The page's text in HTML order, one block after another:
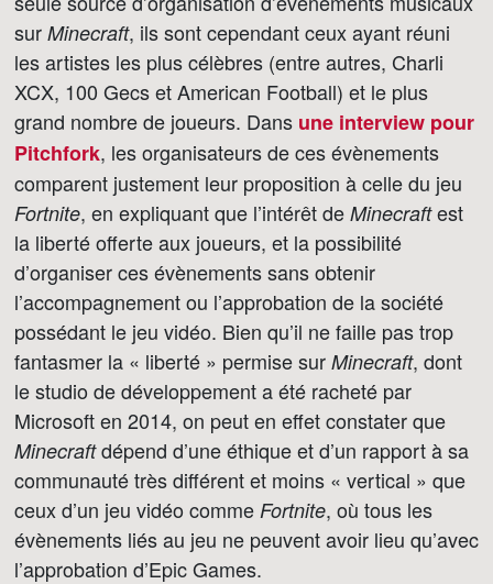
sur Minecraft, ils sont cependant ceux ayant réuni
les artistes les plus célèbres (entre autres, Charli
XCX, 100 Gecs et American Football) et le plus
grand nombre de joueurs. Dans une interview pour
Pitchfork, les organisateurs de ces évènements
comparent justement leur proposition à celle du jeu
Fortnite, en expliquant que l’intérêt de Minecraftest
la liberté offerte aux joueurs, et la possibilité
d’organiser ces évènements sans obtenir
l’accompagnement ou l’approbation de la société
possédant le jeu vidéo. Bien qu’il ne faille pas trop
fantasmer la « liberté » permise sur Minecraft, dont
le studio de développement a été racheté par
Microsoft en 2014, on peut en effet constater que
Minecraftdépend d’une éthique et d’un rapport à sa
communauté très différent et moins « vertical » que
ceux d’un jeu vidéo comme Fortnite, où tous les
évènements liés au jeu ne peuvent avoir lieu qu’avec
l’approbation d’Epic Games.